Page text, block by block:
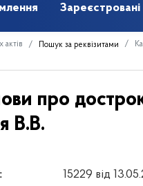
Зареєстровані
актів Пошук за реквізитами
про
В.В.
15229 від